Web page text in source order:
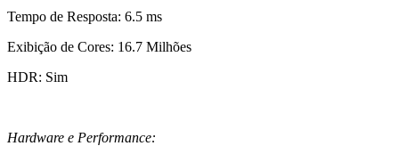
Tempo de Resposta: 6.5 ms
Exibição de Cores: 16.7 Milhões
HDR: Sim
Hardware e Performance: